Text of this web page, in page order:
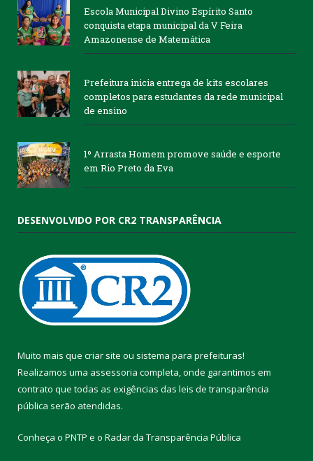
Escola Municipal Divino Espírito Santo
conquista etapa municipal da V Feira
Amazonense de Matemática
Prefeitura inicia entrega de kits escolares
completos para estudantes da rede municipal
de ensino
1º Arrasta Homem promove saúde e esporte
em Rio Preto da Eva
DESENVOLVIDO POR CR2 TRANSPARÊNCIA
Muito mais que criar site ou sistema para prefeituras!
Realizamos uma assessoria completa, onde garantimos em
contrato que todas as exigências das leis de transparência
pública serão atendidas.
Conheça o PNTP e o Radar da Transparência Pública